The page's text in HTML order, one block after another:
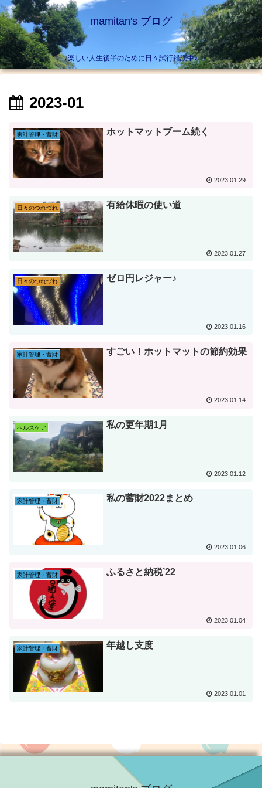
mamitan's ブログ
♪楽しい人生後半のために日々試行錯誤中♪
2023-01
家計管理・蓄財 ホットマットブーム続く
2023.01.29
日々のつれづれ 有給休暇の使い道
2023.01.27
日々のつれづれ ゼロ円レジャー♪
2023.01.16
家計管理・蓄財 すごい！ホットマットの節約効果
2023.01.14
ヘルスケア 私の更年期1月
2023.01.12
家計管理・蓄財 私の蓄財2022まとめ
2023.01.06
家計管理・蓄財 ふるさと納税’22
2023.01.04
家計管理・蓄財 年越し支度
2023.01.01